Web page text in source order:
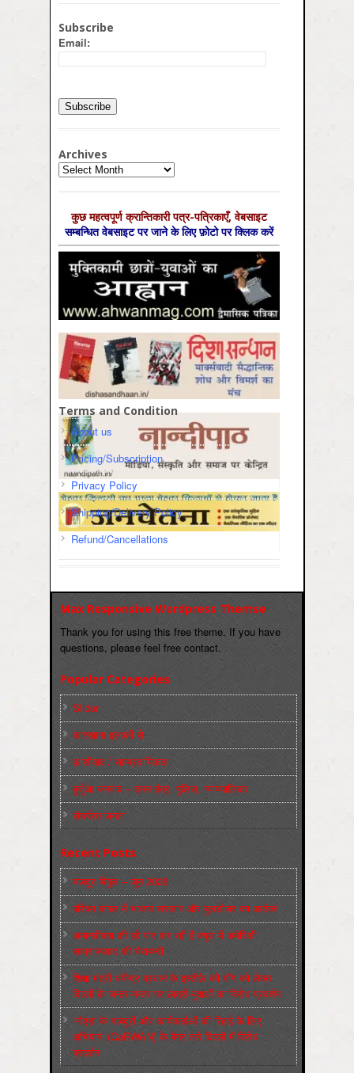
Subscribe
Email:
Archives
Archives
कुछ महत्‍वपूर्ण क्रान्तिकारी पत्र-पत्रिकाएँ, वेबसाइट
सम्‍बन्धित वेबसाइट पर जाने के लिए फ़ोटो पर क्लिक करें
Terms and Condition
About us
Pricing/Subscription
Privacy Policy
Shipping/Delivery Policy
Refund/Cancellations
Max Responsive Wordpress Themse
Thank you for using this free theme. If you have
questions, please feel free contact.
Popular Categories
Slider
कारख़ाना इलाक़ों से
फ़ासीवाद / साम्‍प्रदायिकता
बुर्जुआ जनवाद – दमन तंत्र, पुलिस, न्‍यायपालिका
संघर्षरत जनता
Recent Posts
मज़दूर बिगुल – जून 2026
पश्चिम बंगाल में भाजपा सरकार और बुलडोज़र का आतंक!
अमानवीयता की हदें पार कर रही है क्यूबा में अमेरिकी
साम्राज्यवाद की घेराबन्दी
शिक्षा मंत्री धर्मेन्द्र प्रधान के इस्तीफ़े की माँग को लेकर
दिल्ली के जन्तर-मन्तर पर छात्रों-युवाओं का विरोध प्रदर्शन
‘नोएडा के मज़दूरों और कार्यकर्ताओं की रिहाई के लिए
अभियान’ (CaRWAN) के बैनर तले दिल्ली में विरोध
प्रदर्शन